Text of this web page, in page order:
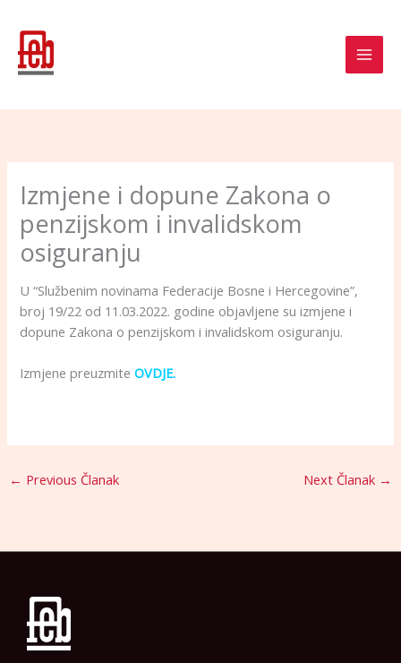
content
Izmjene i dopune Zakona o
penzijskom i invalidskom
osiguranju
U “Službenim novinama Federacije Bosne i Hercegovine”,
broj 19/22 od 11.03.2022. godine objavljene su izmjene i
dopune Zakona o penzijskom i invalidskom osiguranju.
Izmjene preuzmiteOVDJE.
← Previous Članak Next Članak →